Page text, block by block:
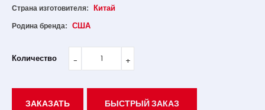
Страна изготовителя: Китай
Родина бренда: США
Количество
ЗАКАЗАТЬ БЫСТРЫЙ ЗАКАЗ